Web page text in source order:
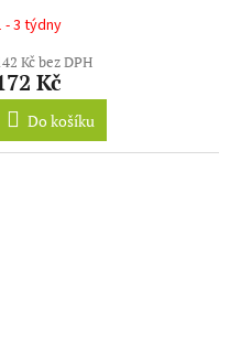
- 3 týdny
Kč bez DPH
Kč
Do košíku